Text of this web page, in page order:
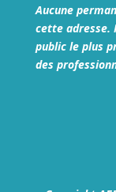
Aucune
cette adresse.
public le plus
des